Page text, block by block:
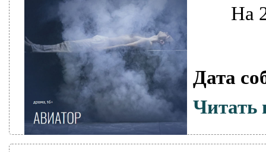
На
Дата
Читать